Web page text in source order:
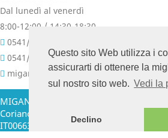
Questo sito Web utilizza i
assicurarti di ottenere la
sul nostro sito web. Vedi la
Declino
Dal lunedì al venerdì
8:00-12:00 / 14:30-18:30
0541/657400
0541/657076
migani@migani.com
MIGANI GIUSEPPE & C. SNC - Via
Coriano (RN) Italia Tel. +39.0541.657400 -
IT00663210409